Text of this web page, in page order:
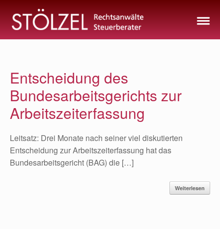
Inhalt
springen
Entscheidung des
Bundesarbeitsgerichts zur
Arbeitszeiterfassung
Leitsatz: Drei Monate nach seiner viel diskutierten
Entscheidung zur Arbeitszeiterfassung hat das
Bundesarbeitsgericht (BAG) die […]
Weiterlesen